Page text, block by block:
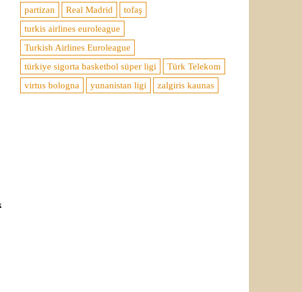
partizan
Real Madrid
tofaş
turkis airlines euroleague
Turkish Airlines Euroleague
türkiye sigorta basketbol süper ligi
Türk Telekom
virtus bologna
yunanistan ligi zalgiris kaunas